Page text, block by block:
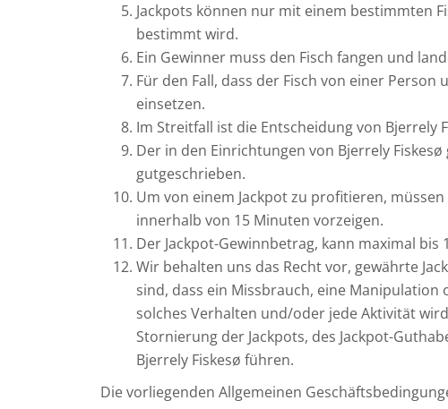
Jackpots können nur mit einem bestimmten
bestimmt wird.
Ein Gewinner muss den Fisch fangen und
Für den Fall, dass der Fisch von einer
einsetzen.
Im Streitfall ist die Entscheidung von Bjerrely
Der in den Einrichtungen von Bjerrely
gutgeschrieben.
Um von einem Jackpot zu profitieren,
innerhalb von 15 Minuten vorzeigen.
Der Jackpot-Gewinnbetrag, kann maximal bis
Wir behalten uns das Recht vor, gewährte
sind, dass ein Missbrauch, eine
solches Verhalten und/oder jede Aktivität
Stornierung der Jackpots, des Jackpot-
Bjerrely Fiskesø führen.
Die vorliegenden Allgemeinen